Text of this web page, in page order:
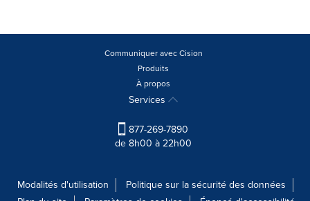
Communiquer avec Cision
Produits
À propos
Services
877-269-7890
de 8h00 à 22h00
Modalités d'utilisation
Politique sur la sécurité des données